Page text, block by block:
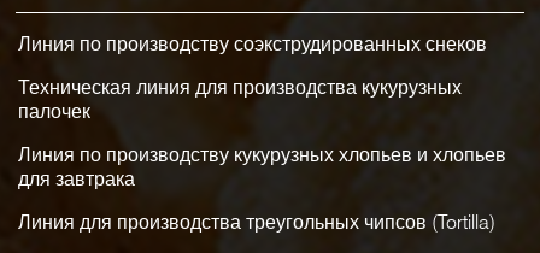
Линия по производству соэкструдированных снеков
Техническая линия для производства кукурузных
палочек
Линия по производству кукурузных хлопьев и хлопьев
для завтрака
Линия для производства треугольных чипсов (Tortilla)